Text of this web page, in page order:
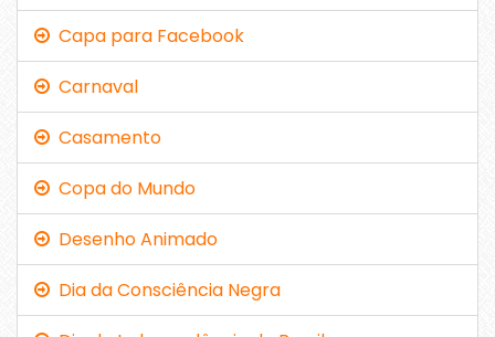
Capa para Facebook
Carnaval
Casamento
Copa do Mundo
Desenho Animado
Dia da Consciência Negra